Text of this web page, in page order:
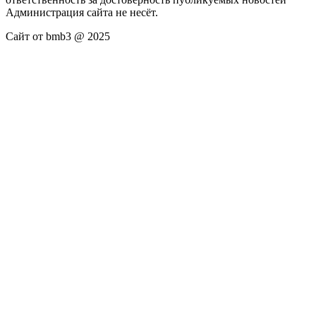
Администрация сайта не несёт.
Сайт от bmb3 @ 2025